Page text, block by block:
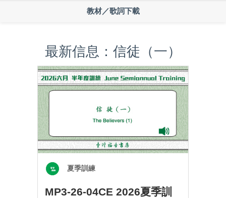
教材／歌詞下載
最新信息：信徒（一）
夏季訓練
MP3-26-04CE 2026夏季訓